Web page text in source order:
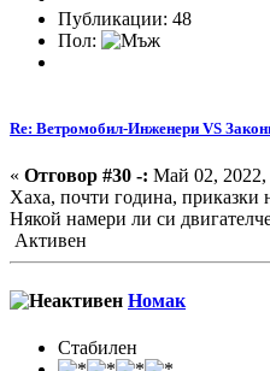
Публикации: 48
Пол:
Re: Ветромобил-Инженери VS
« Отговор #30 -: Май 02, 2022,
Хаха, почти година, приказки
Някой намери ли си
Активен
Номак
Стабилен